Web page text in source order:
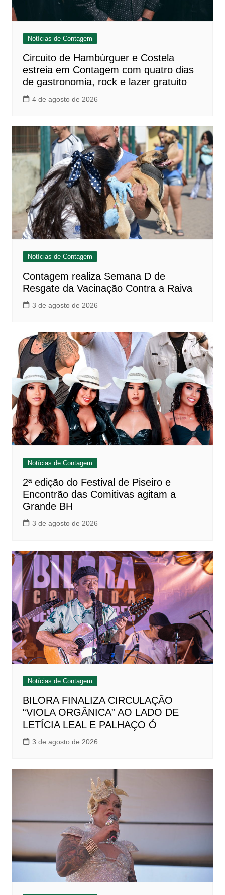
Notícias de Contagem
Circuito de Hambúrguer e Costela
estreia em Contagem com quatro dias
de gastronomia, rock e lazer gratuito
4 de agosto de 2026
Notícias de Contagem
Contagem realiza Semana D de
Resgate da Vacinação Contra a Raiva
3 de agosto de 2026
Notícias de Contagem
2ª edição do Festival de Piseiro e
Encontrão das Comitivas agitam a
Grande BH
3 de agosto de 2026
Notícias de Contagem
BILORA FINALIZA CIRCULAÇÃO
“VIOLA ORGÂNICA” AO LADO DE
LETÍCIA LEAL E PALHAÇO Ó
3 de agosto de 2026